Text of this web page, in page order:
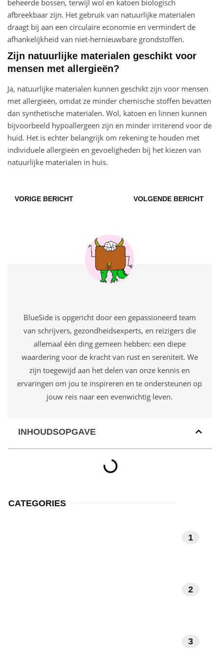
beheerde bossen, terwijl wol en katoen biologisch
afbreekbaar zijn. Het gebruik van natuurlijke materialen
draagt bij aan een circulaire economie en vermindert de
afhankelijkheid van niet-hernieuwbare grondstoffen.
Zijn natuurlijke materialen geschikt voor
mensen met allergieën?
Ja, natuurlijke materialen kunnen geschikt zijn voor mensen
met allergieën, omdat ze minder chemische stoffen bevatten
dan synthetische materialen. Wol, katoen en linnen kunnen
bijvoorbeeld hypoallergeen zijn en minder irriterend voor de
huid. Het is echter belangrijk om rekening te houden met
individuele allergieën en gevoeligheden bij het kiezen van
natuurlijke materialen in huis.
VORIGE BERICHT VOLGENDE BERICHT
BlueSide is opgericht door een gepassioneerd team
van schrijvers, gezondheidsexperts, en reizigers die
allemaal één ding gemeen hebben: een diepe
waardering voor de kracht van rust en sereniteit. We
zijn toegewijd aan het delen van onze kennis en
ervaringen om jou te inspireren en te ondersteunen op
jouw reis naar een evenwichtig leven.
INHOUDSOPGAVE
CATEGORIES
1
2
3